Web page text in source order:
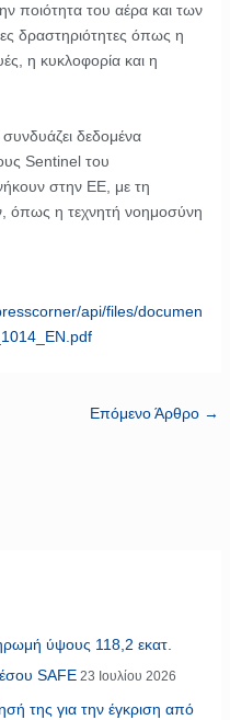
ποιότητα του αέρα και των
δραστηριότητες όπως η
η κυκλοφορία και η
δεδομένα
Sentinel του
στην ΕΕ, με τη
όπως η τεχνητή νοημοσύνη
api/files/documen
Επόμενο Άρθρο →
ύψους 118,2 εκατ.
SAFE 23 Ιουλίου 2026
της για την έγκριση από